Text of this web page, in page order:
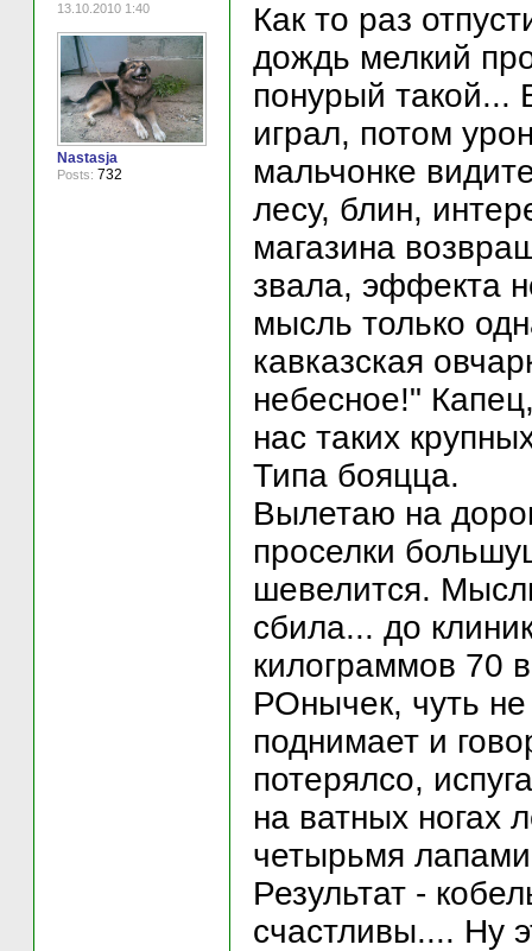
13.10.2010 1:40
Nastasja
Posts: 732
Как то раз
дождь мелкий
понурый
играл, потом
мальчонке
лесу, блин,
магазина
звала, эффекта
мысль только
кавказская
небесное!"
нас таких
Типа бояцца.
Вылетаю на
проселки
шевелится.
сбила... до
килограммов 70
РОнычек, чуть
поднимает и
потерялсо,
на ватных ногах
четырьмя
Результат -
счастливы.... Ну